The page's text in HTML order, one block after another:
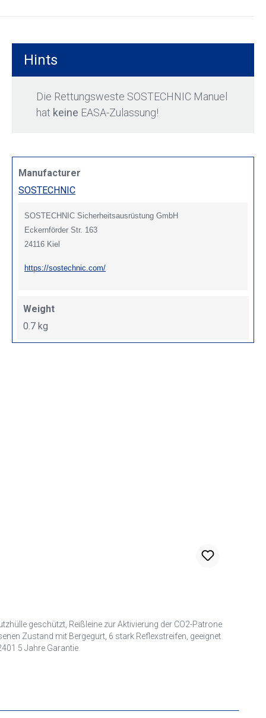
Hints
Die Rettungsweste SOSTECHNIC Manuel
hat keine EASA-Zulassung!
Manufacturer
SOSTECHNIC
SOSTECHNIC Sicherheitsausrüstung GmbH
Eckernförder Str. 163
24116 Kiel
https://sostechnic.com/
Weight
0.7 kg
geschützt, Reißleine zur Aktivierung der CO2-Patrone
Zustand mit Bergegurt, 6 stark Reflexstreifen, geeignet
5 Jahre Garantie